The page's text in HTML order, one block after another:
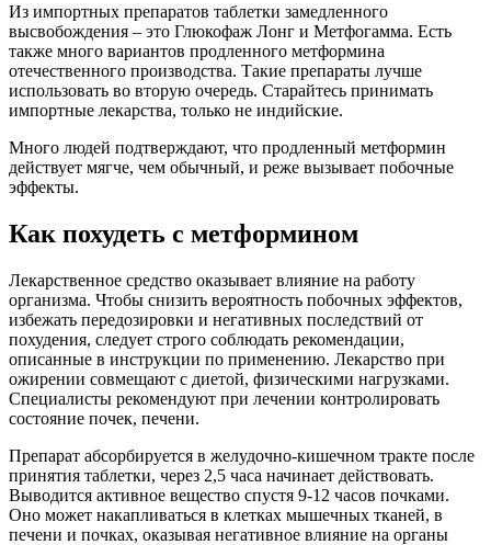
Из импортных препаратов таблетки замедленного
высвобождения – это Глюкофаж Лонг и Метфогамма. Есть
также много вариантов продленного метформина
отечественного производства. Такие препараты лучше
использовать во вторую очередь. Старайтесь принимать
импортные лекарства, только не индийские.
Много людей подтверждают, что продленный метформин
действует мягче, чем обычный, и реже вызывает побочные
эффекты.
Как похудеть с метформином
Лекарственное средство оказывает влияние на работу
организма. Чтобы снизить вероятность побочных эффектов,
избежать передозировки и негативных последствий от
похудения, следует строго соблюдать рекомендации,
описанные в инструкции по применению. Лекарство ­при
ожирении совмещают с диетой, физическими нагрузками.
Специалисты рекомендуют при лечении контролировать
состояние почек, печени.
Препарат абсорбируется в желудочно-кишечном тракте после
принятия таблетки, через 2,5 часа начинает действовать.
Выводится активное вещество спустя 9-12 часов почками.
Оно может накапливаться в клетках мышечных тканей, в
печени и почках, оказывая негативное влияние на органы